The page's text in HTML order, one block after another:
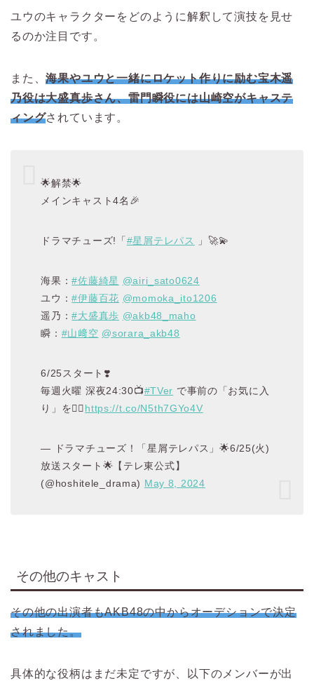
ユウのキャラクターをどのように解釈して演技を見せ
るのか注目です。
また、海果やユウと一緒にロケット作りに励む宝木遥
乃役は大盛真歩さん、雷門瞬役には山崎空がキャステ
ィングされています。
🌟解禁🌟
メインキャスト4名🎉
ドラマチューズ!「 #星屑テレパス 」🚀💫
海果：#佐藤綺星 @airi_sato0624
ユウ：#伊藤百花 @momoka_ito1206
遥乃：#大盛真歩 @akb48_maho
瞬： #山﨑空 @sorara_akb48
6/25スタート❣️
毎週火曜 深夜24:30📺#TVer で事前の「お気に入
り」を💁‍♀️https://t.co/N5th7GYo4V
— ドラマチューズ！「星屑テレパス」🌟6/25(火)
放送スタート🌟【テレ東公式】
(@hoshitele_drama) May 8, 2024
その他のキャスト
その他の出演者もAKB48の中からオーデションで決定
されました。
具体的な役柄はまだ未定ですが、以下のメンバーが出